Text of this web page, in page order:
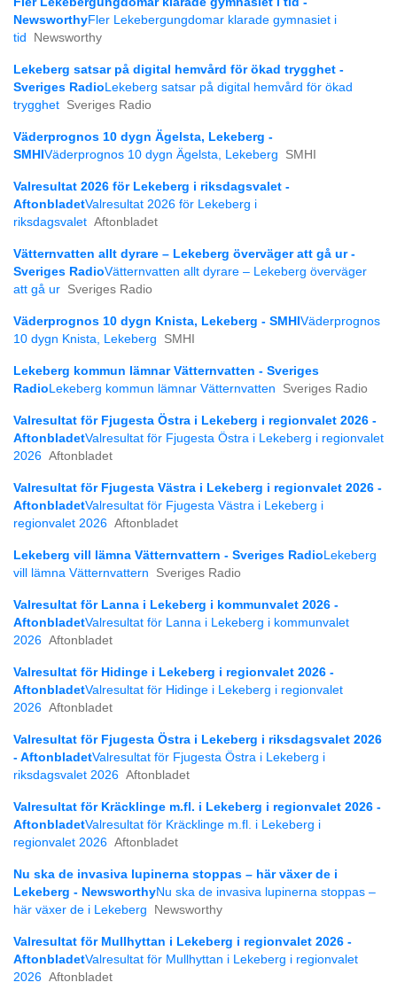
NewsworthyFler Lekebergungdomar klarade gymnasiet i
tid
Newsworthy
Lekeberg satsar på digital hemvård för ökad trygghet -
Sveriges Radio Lekeberg satsar på digital hemvård för ökad
trygghet Sveriges Radio
Väderprognos 10 dygn Ägelsta, Lekeberg -
SMHI Väderprognos 10 dygn Ägelsta, Lekeberg SMHI
Valresultat 2026 för Lekeberg i riksdagsvalet -
AftonbladetValresultat 2026 för Lekeberg i
riksdagsvalet Aftonbladet
Vätternvatten allt dyrare – Lekeberg överväger att gå ur -
Sveriges RadioVätternvatten allt dyrare – Lekeberg överväger
att gå ur Sveriges Radio
Väderprognos 10 dygn Knista, Lekeberg - SMHI Väderprognos
10 dygn Knista, Lekeberg
SMHI
Lekeberg kommun lämnar Vätternvatten - Sveriges
Radio Lekeberg kommun lämnar Vätternvatten Sveriges Radio
Valresultat för Fjugesta Östra i Lekeberg i regionvalet 2026 -
AftonbladetValresultat för Fjugesta Östra i Lekeberg i regionvalet
2026 Aftonbladet
Valresultat för Fjugesta Västra i Lekeberg i regionvalet 2026 -
AftonbladetValresultat för Fjugesta Västra i Lekeberg i
regionvalet 2026 Aftonbladet
Lekeberg vill lämna Vätternvattern - Sveriges Radio Lekeberg
vill lämna Vätternvattern
Sveriges Radio
Valresultat för Lanna i Lekeberg i kommunvalet 2026 -
AftonbladetValresultat för Lanna i Lekeberg i kommunvalet
2026 Aftonbladet
Valresultat för Hidinge i Lekeberg i regionvalet 2026 -
AftonbladetValresultat för Hidinge i Lekeberg i regionvalet
2026 Aftonbladet
Valresultat för Fjugesta Östra i Lekeberg i riksdagsvalet 2026
- AftonbladetValresultat för Fjugesta Östra i Lekeberg i
riksdagsvalet 2026 Aftonbladet
Valresultat för Kräcklinge m.fl. i Lekeberg i regionvalet 2026 -
AftonbladetValresultat för Kräcklinge m.fl. i Lekeberg i
regionvalet 2026 Aftonbladet
Nu ska de invasiva lupinerna stoppas – här växer de i
Lekeberg - NewsworthyNu ska de invasiva lupinerna stoppas –
här växer de i Lekeberg
Newsworthy
Valresultat för Mullhyttan i Lekeberg i regionvalet 2026 -
AftonbladetValresultat för Mullhyttan i Lekeberg i regionvalet
2026 Aftonbladet